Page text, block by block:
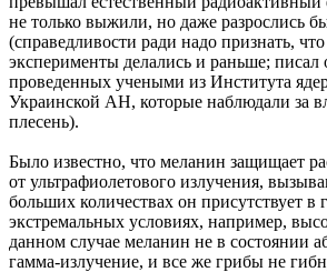
не только выжили, но даже разрослись
(справедливости ради надо признать,
эксперименты делались и раньше; писал
проведенных учеными из Института
Украинской АН, которые наблюдали за
плесень).
Было известно, что меланин защищает
от ультрафиолетового излучения,
больших количествах он присутствует в
экстремальных условиях, например,
данном случае меланин не в состоянии
гамма-излучение, и все же грибы не